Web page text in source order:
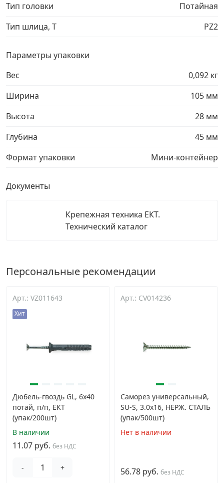
Метрический крепеж ›
Перфорированный крепеж ›
Тип головки
Потайная
Тип шлица, T
PZ2
Параметры упаковки
Вес
0,092 кг
Ширина
105 мм
Высота
28 мм
Глубина
45 мм
Формат упаковки
Мини-контейнер
Документы
Крепежная техника ЕКТ.
Технический каталог
Персональные рекомендации
Арт.: VZ011643
Хит
Дюбель-гвоздь GL, 6x40
потай, п/п, ЕКТ
(упак/200шт)
В наличии
11.07 руб. без НДС
- +
Арт.: CV014236
Саморез универсальный,
SU-S, 3.0х16, НЕРЖ. СТАЛЬ
(упак/500шт)
Нет в наличии
56.78 руб. без НДС